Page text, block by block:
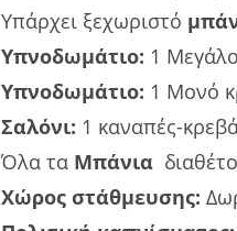
Υπάρχει ξεχωριστό
Υπνοδωμάτιο: 1
Υπνοδωμάτιο: 1 Μονό
Σαλόνι: 1 καναπές-
Όλα τα Μπάνια
Χώρος στάθμευσης: